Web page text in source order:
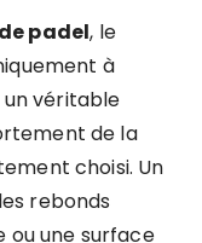
padel, le
à
véritable
de la
choisi. Un
rebonds
ou une surface